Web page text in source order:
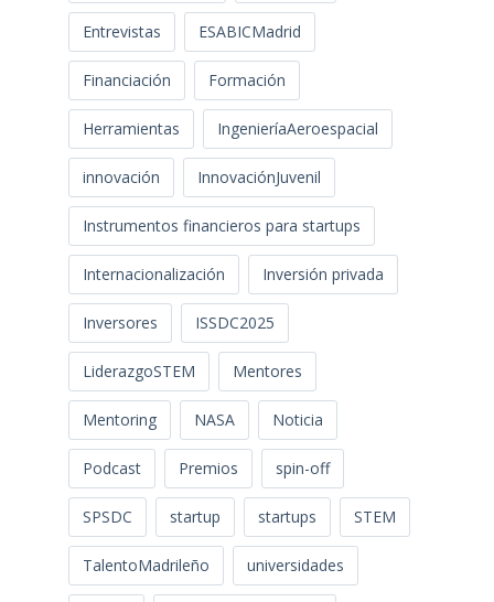
Entrevistas ESABICMadrid
Financiación Formación
Herramientas IngenieríaAeroespacial
innovación InnovaciónJuvenil
Instrumentos financieros para startups
Internacionalización Inversión privada
Inversores ISSDC2025
LiderazgoSTEM Mentores
Mentoring NASA Noticia
Podcast Premios spin-off
SPSDC startup startups STEM
TalentoMadrileño universidades